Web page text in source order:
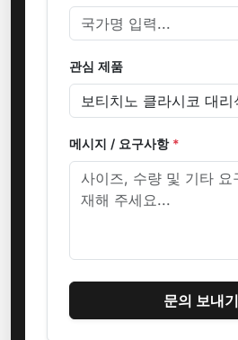
관심 제품
메시지 / 요구사항 *
문의 보내기